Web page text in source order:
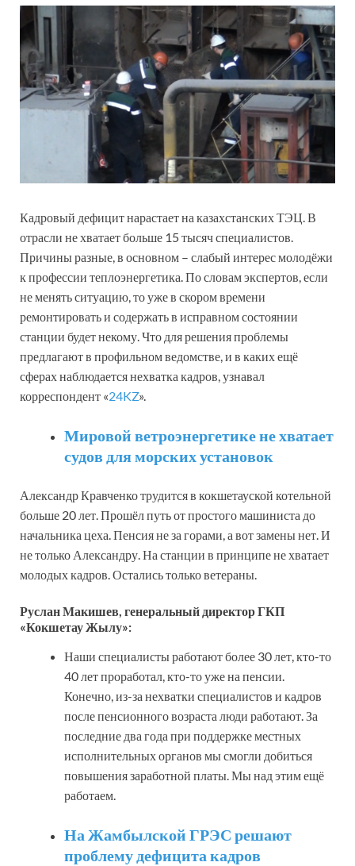
Кадровый дефицит нарастает на казахстанских ТЭЦ. В
отрасли не хватает больше 15 тысяч специалистов.
Причины разные, в основном – слабый интерес молодёжи
к профессии теплоэнергетика. По словам экспертов, если
не менять ситуацию, то уже в скором времени
ремонтировать и содержать в исправном состоянии
станции будет некому. Что для решения проблемы
предлагают в профильном ведомстве, и в каких ещё
сферах наблюдается нехватка кадров, узнавал
корреспондент «24KZ».
Мировой ветроэнергетике не хватает
судов для морских установок
Александр Кравченко трудится в кокшетауской котельной
больше 20 лет. Прошёл путь от простого машиниста до
начальника цеха. Пенсия не за горами, а вот замены нет. И
не только Александру. На станции в принципе не хватает
молодых кадров. Остались только ветераны.
Руслан Макишев, генеральный директор ГКП
«Кокшетау Жылу»:
Наши специалисты работают более 30 лет, кто-то
40 лет проработал, кто-то уже на пенсии.
Конечно, из-за нехватки специалистов и кадров
после пенсионного возраста люди работают. За
последние два года при поддержке местных
исполнительных органов мы смогли добиться
повышения заработной платы. Мы над этим ещё
работаем.
На Жамбылской ГРЭС решают
проблему дефицита кадров